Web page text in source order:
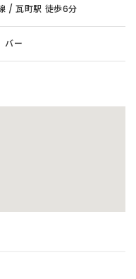
/ 瓦町駅 徒歩6分
バー